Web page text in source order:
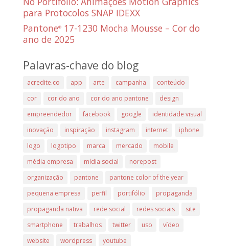
para Protocolos SNAP IDEXX
Pantone®17-1230 Mocha Mousse – Cor do
ano de 2025
Palavras-chave do blog
acredite.co app arte campanha
conteúdo
cor
cor do ano cor do ano pantone
design
empreendedor
facebook google
identidade visual
inovação
inspiração instagram internet
iphone
logo
logotipo marca mercado
mobile
média empresa
mídia social
norepost
organização
pantone
pantone color of the year
pequena empresa
perfil portifólio
propaganda
propaganda nativa
rede social redes sociais
site
smartphone
trabalhos twitter uso
vídeo
website
wordpress youtube